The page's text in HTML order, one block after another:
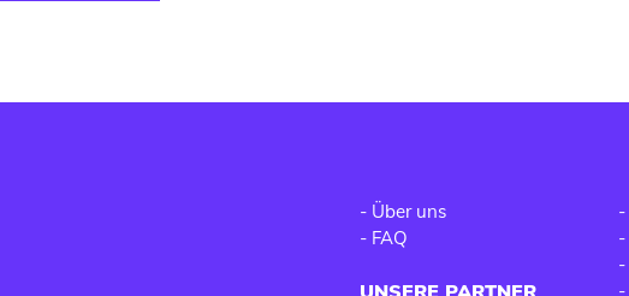
- Über uns
- FAQ
UNSERE PARTNER
-
-
-
-